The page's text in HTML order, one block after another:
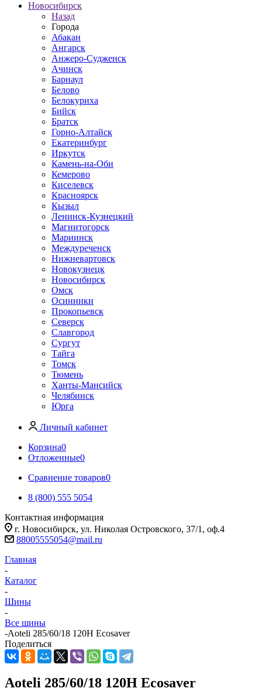
Новосибирск
Назад
Города
Абакан
Ангарск
Анжеро-Судженск
Ачинск
Барнаул
Белово
Белокуриха
Бийск
Братск
Горно-Алтайск
Екатеринбург
Иркутск
Камень-на-Оби
Кемерово
Киселевск
Красноярск
Кызыл
Ленинск-Кузнецкий
Магнитогорск
Мариинск
Междуреченск
Нижневартовск
Новокузнецк
Новосибирск
Омск
Осинники
Прокопьевск
Северск
Славгород
Сургут
Тайга
Томск
Тюмень
Ханты-Мансийск
Челябинск
Юрга
Личный кабинет
Корзина0
Отложенные0
Сравнение товаров0
8 (800) 555 5054
Контактная информация
г. Новосибирск, ул. Николая Островского, 37/1, оф.4
88005555054@mail.ru
Главная
-
Каталог
-
Шины
-
Все шины
-Aoteli 285/60/18 120H Ecosaver
Поделиться
Aoteli 285/60/18 120H Ecosaver